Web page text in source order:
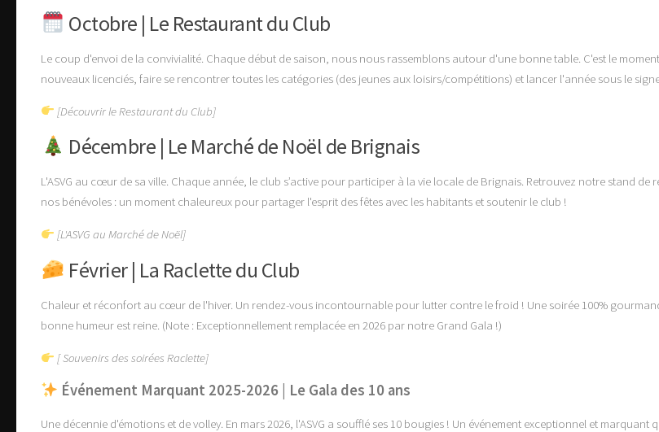
Octobre | Le Restaurant du Club
Le coup d'envoi de la convivialité. Chaque début de saison, nous nous rassemblons autour d'une bonne table. C'est le
nouveaux licenciés, faire se rencontrer toutes les catégories (des jeunes aux loisirs/compétitions) et lancer l'année sous le
[Découvrir le Restaurant du Club]
Décembre | Le Marché de Noël de Brignais
L'ASVG au cœur de sa ville. Chaque année, le club s’active pour participer à la vie locale de Brignais. Retrouvez notre stand de
nos bénévoles : un moment chaleureux pour partager l'esprit des fêtes avec les habitants et soutenir le club !
[L'ASVG au Marché de Noël]
Février | La Raclette du Club
Chaleur et réconfort au cœur de l'hiver. Un rendez-vous incontournable pour lutter contre le froid ! Une soirée 100%
bonne humeur est reine. (Note : Exceptionnellement remplacée en 2026 par notre Grand Gala !)
[ Souvenirs des soirées Raclette]
Événement Marquant 2025-2026 | Le Gala des 10 ans
Une décennie d'émotions et de volley. En mars 2026, l'ASVG a soufflé ses 10 bougies ! Un événement exceptionnel et marquant